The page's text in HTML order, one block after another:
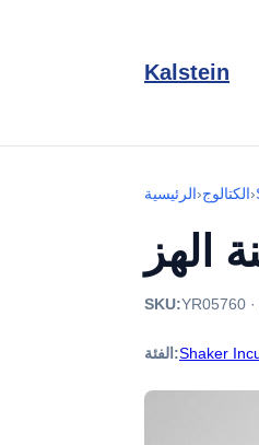
Kalstein
الرئيسية›الكتالوج›
SKU:YR05760 ·
الفئة:Shaker